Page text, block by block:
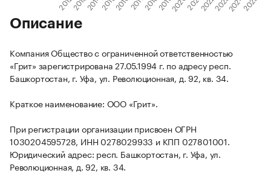
Описание
Компания Общество с ограниченной ответственностью
«Грит» зарегистрирована 27.05.1994 г. по адресу респ.
Башкортостан, г. Уфа, ул. Революционная, д. 92, кв. 34.
Краткое наименование: ООО «Грит».
При регистрации организации присвоен ОГРН
1030204595728, ИНН 0278029933 и КПП 027801001.
Юридический адрес: респ. Башкортостан, г. Уфа, ул.
Революционная, д. 92, кв. 34.